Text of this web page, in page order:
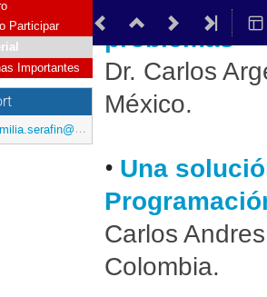
Participar
Importantes
El Papel
problemas
Dr. Carlos
México.
• Una
Carlos
Colombia.